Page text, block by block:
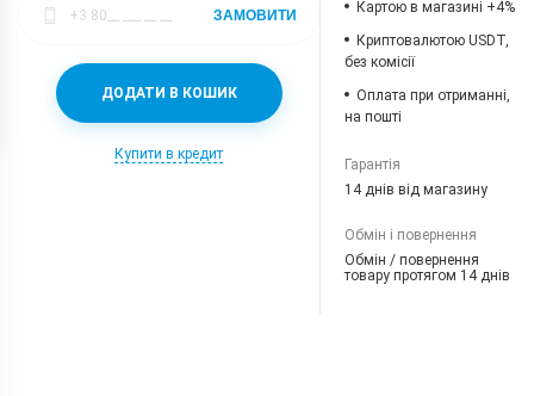
ДОДАТИ В КОШИК
Купити в кредит
ЗАМОВИТИ
Картою в магазині +4%
Криптовалютою USDT,
без комісії
Оплата при отриманні,
на пошті
Гарантія
14 днів від магазину
Обмін і повернення
Обмін / повернення
товару протягом 14 днів